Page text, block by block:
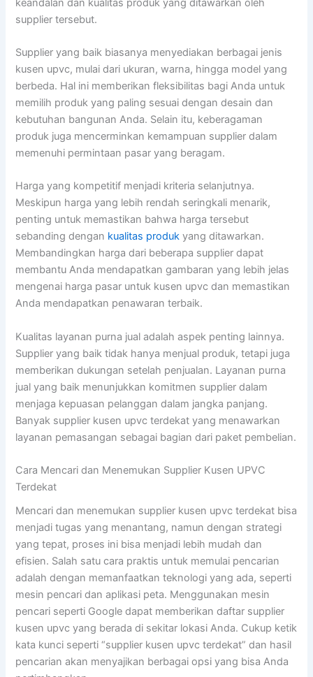
supplier tersebut.
Supplier yang baik biasanya menyediakan berbagai jenis
kusen upvc, mulai dari ukuran, warna, hingga model yang
berbeda. Hal ini memberikan fleksibilitas bagi Anda untuk
memilih produk yang paling sesuai dengan desain dan
kebutuhan bangunan Anda. Selain itu, keberagaman
produk juga mencerminkan kemampuan supplier dalam
memenuhi permintaan pasar yang beragam.
Harga yang kompetitif menjadi kriteria selanjutnya.
Meskipun harga yang lebih rendah seringkali menarik,
penting untuk memastikan bahwa harga tersebut
sebanding dengan kualitas produkyang ditawarkan.
Membandingkan harga dari beberapa supplier dapat
membantu Anda mendapatkan gambaran yang lebih jelas
mengenai harga pasar untuk kusen upvc dan memastikan
Anda mendapatkan penawaran terbaik.
Kualitas layanan purna jual adalah aspek penting lainnya.
Supplier yang baik tidak hanya menjual produk, tetapi juga
memberikan dukungan setelah penjualan. Layanan purna
jual yang baik menunjukkan komitmen supplier dalam
menjaga kepuasan pelanggan dalam jangka panjang.
Banyak supplier kusen upvc terdekat yang menawarkan
layanan pemasangan sebagai bagian dari paket pembelian.
Cara Mencari dan Menemukan Supplier Kusen UPVC
Terdekat
Mencari dan menemukan supplier kusen upvc terdekat bisa
menjadi tugas yang menantang, namun dengan strategi
yang tepat, proses ini bisa menjadi lebih mudah dan
efisien. Salah satu cara praktis untuk memulai pencarian
adalah dengan memanfaatkan teknologi yang ada, seperti
mesin pencari dan aplikasi peta. Menggunakan mesin
pencari seperti Google dapat memberikan daftar supplier
kusen upvc yang berada di sekitar lokasi Anda. Cukup ketik
kata kunci seperti “supplier kusen upvc terdekat” dan hasil
pencarian akan menyajikan berbagai opsi yang bisa Anda